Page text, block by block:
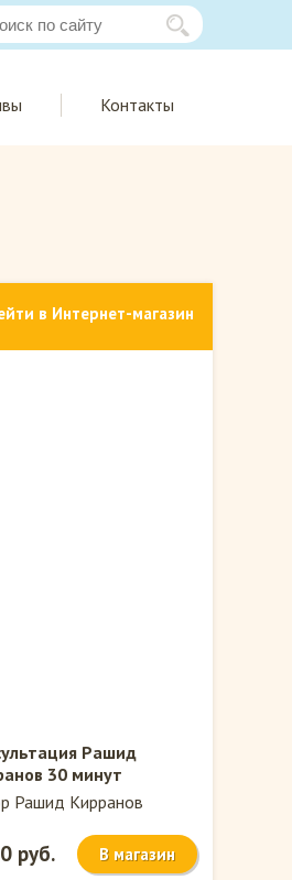
Контакты
в Интернет-магазин
Рашид
30 минут
Рашид Кирранов
руб. В магазин